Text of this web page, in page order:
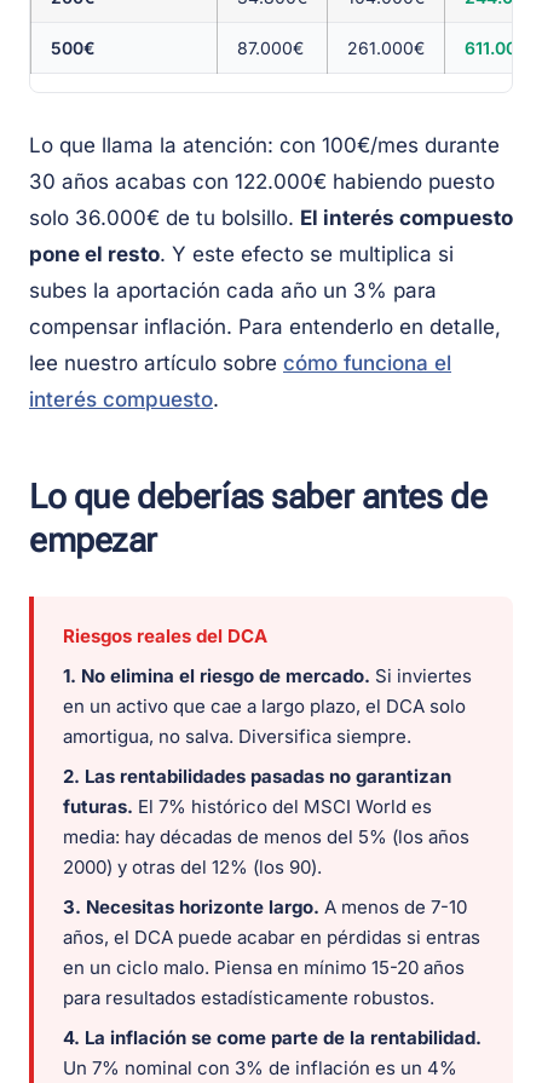
500€ 87.000€ 261.000€ 611.000€
Lo que llama la atención: con 100€/mes durante
30 años acabas con 122.000€ habiendo puesto
solo 36.000€ de tu bolsillo. El interés compuesto
pone el resto. Y este efecto se multiplica si
subes la aportación cada año un 3% para
compensar inflación. Para entenderlo en detalle,
lee nuestro artículo sobre cómo funciona el
interés compuesto.
Lo que deberías saber antes de
empezar
Riesgos reales del DCA
1. No elimina el riesgo de mercado. Si inviertes
en un activo que cae a largo plazo, el DCA solo
amortigua, no salva. Diversifica siempre.
2. Las rentabilidades pasadas no garantizan
futuras. El 7% histórico del MSCI World es
media: hay décadas de menos del 5% (los años
2000) y otras del 12% (los 90).
3. Necesitas horizonte largo. A menos de 7-10
años, el DCA puede acabar en pérdidas si entras
en un ciclo malo. Piensa en mínimo 15-20 años
para resultados estadísticamente robustos.
4. La inflación se come parte de la rentabilidad.
Un 7% nominal con 3% de inflación es un 4%